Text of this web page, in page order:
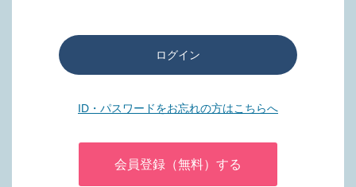
ログイン
ID・パスワードをお忘れの方はこちらへ
会員登録（無料）する